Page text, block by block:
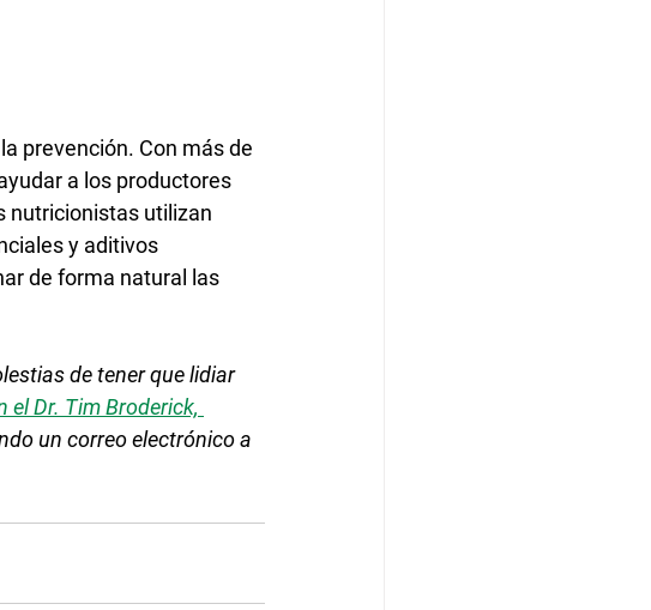
prevención. Con más de
a los productores
nutricionistas utilizan
y aditivos
de forma natural las
de tener que lidiar
Dr. Tim Broderick,
un correo electrónico a